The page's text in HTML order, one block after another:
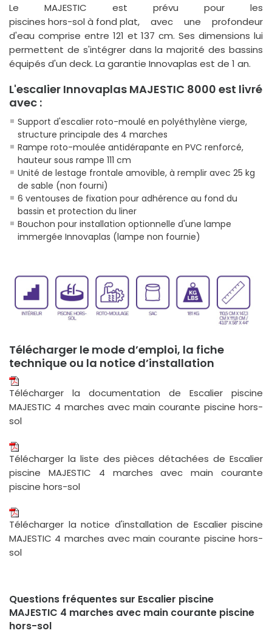
Le MAJESTIC est prévu pour les
piscines hors-sol à fond plat, avec une profondeur
d'eau comprise entre 121 et 137 cm. Ses dimensions lui
permettent de s'intégrer dans la majorité des bassins
équipés d'un deck. La garantie Innovaplas est de 1 an.
L'escalier Innovaplas MAJESTIC 8000 est livré
avec :
Support d'escalier roto-moulé en polyéthylène vierge,
structure principale des 4 marches
Rampe roto-moulée antidérapante en PVC renforcé,
hauteur sous rampe 111 cm
Unité de lestage frontale amovible, à remplir avec 25 kg
de sable (non fourni)
6 ventouses de fixation pour adhérence au fond du
bassin et protection du liner
Bouchon pour installation optionnelle d'une lampe
immergée Innovaplas (lampe non fournie)
Télécharger le mode d’emploi, la fiche
technique ou la notice d’installation
Télécharger la documentation de Escalier piscine
MAJESTIC 4 marches avec main courante piscine hors-
sol
Télécharger la liste des pièces détachées de Escalier
piscine MAJESTIC 4 marches avec main courante
piscine hors-sol
Télécharger la notice d'installation de Escalier piscine
MAJESTIC 4 marches avec main courante piscine hors-
sol
Questions fréquentes sur Escalier piscine
MAJESTIC 4 marches avec main courante piscine
hors-sol